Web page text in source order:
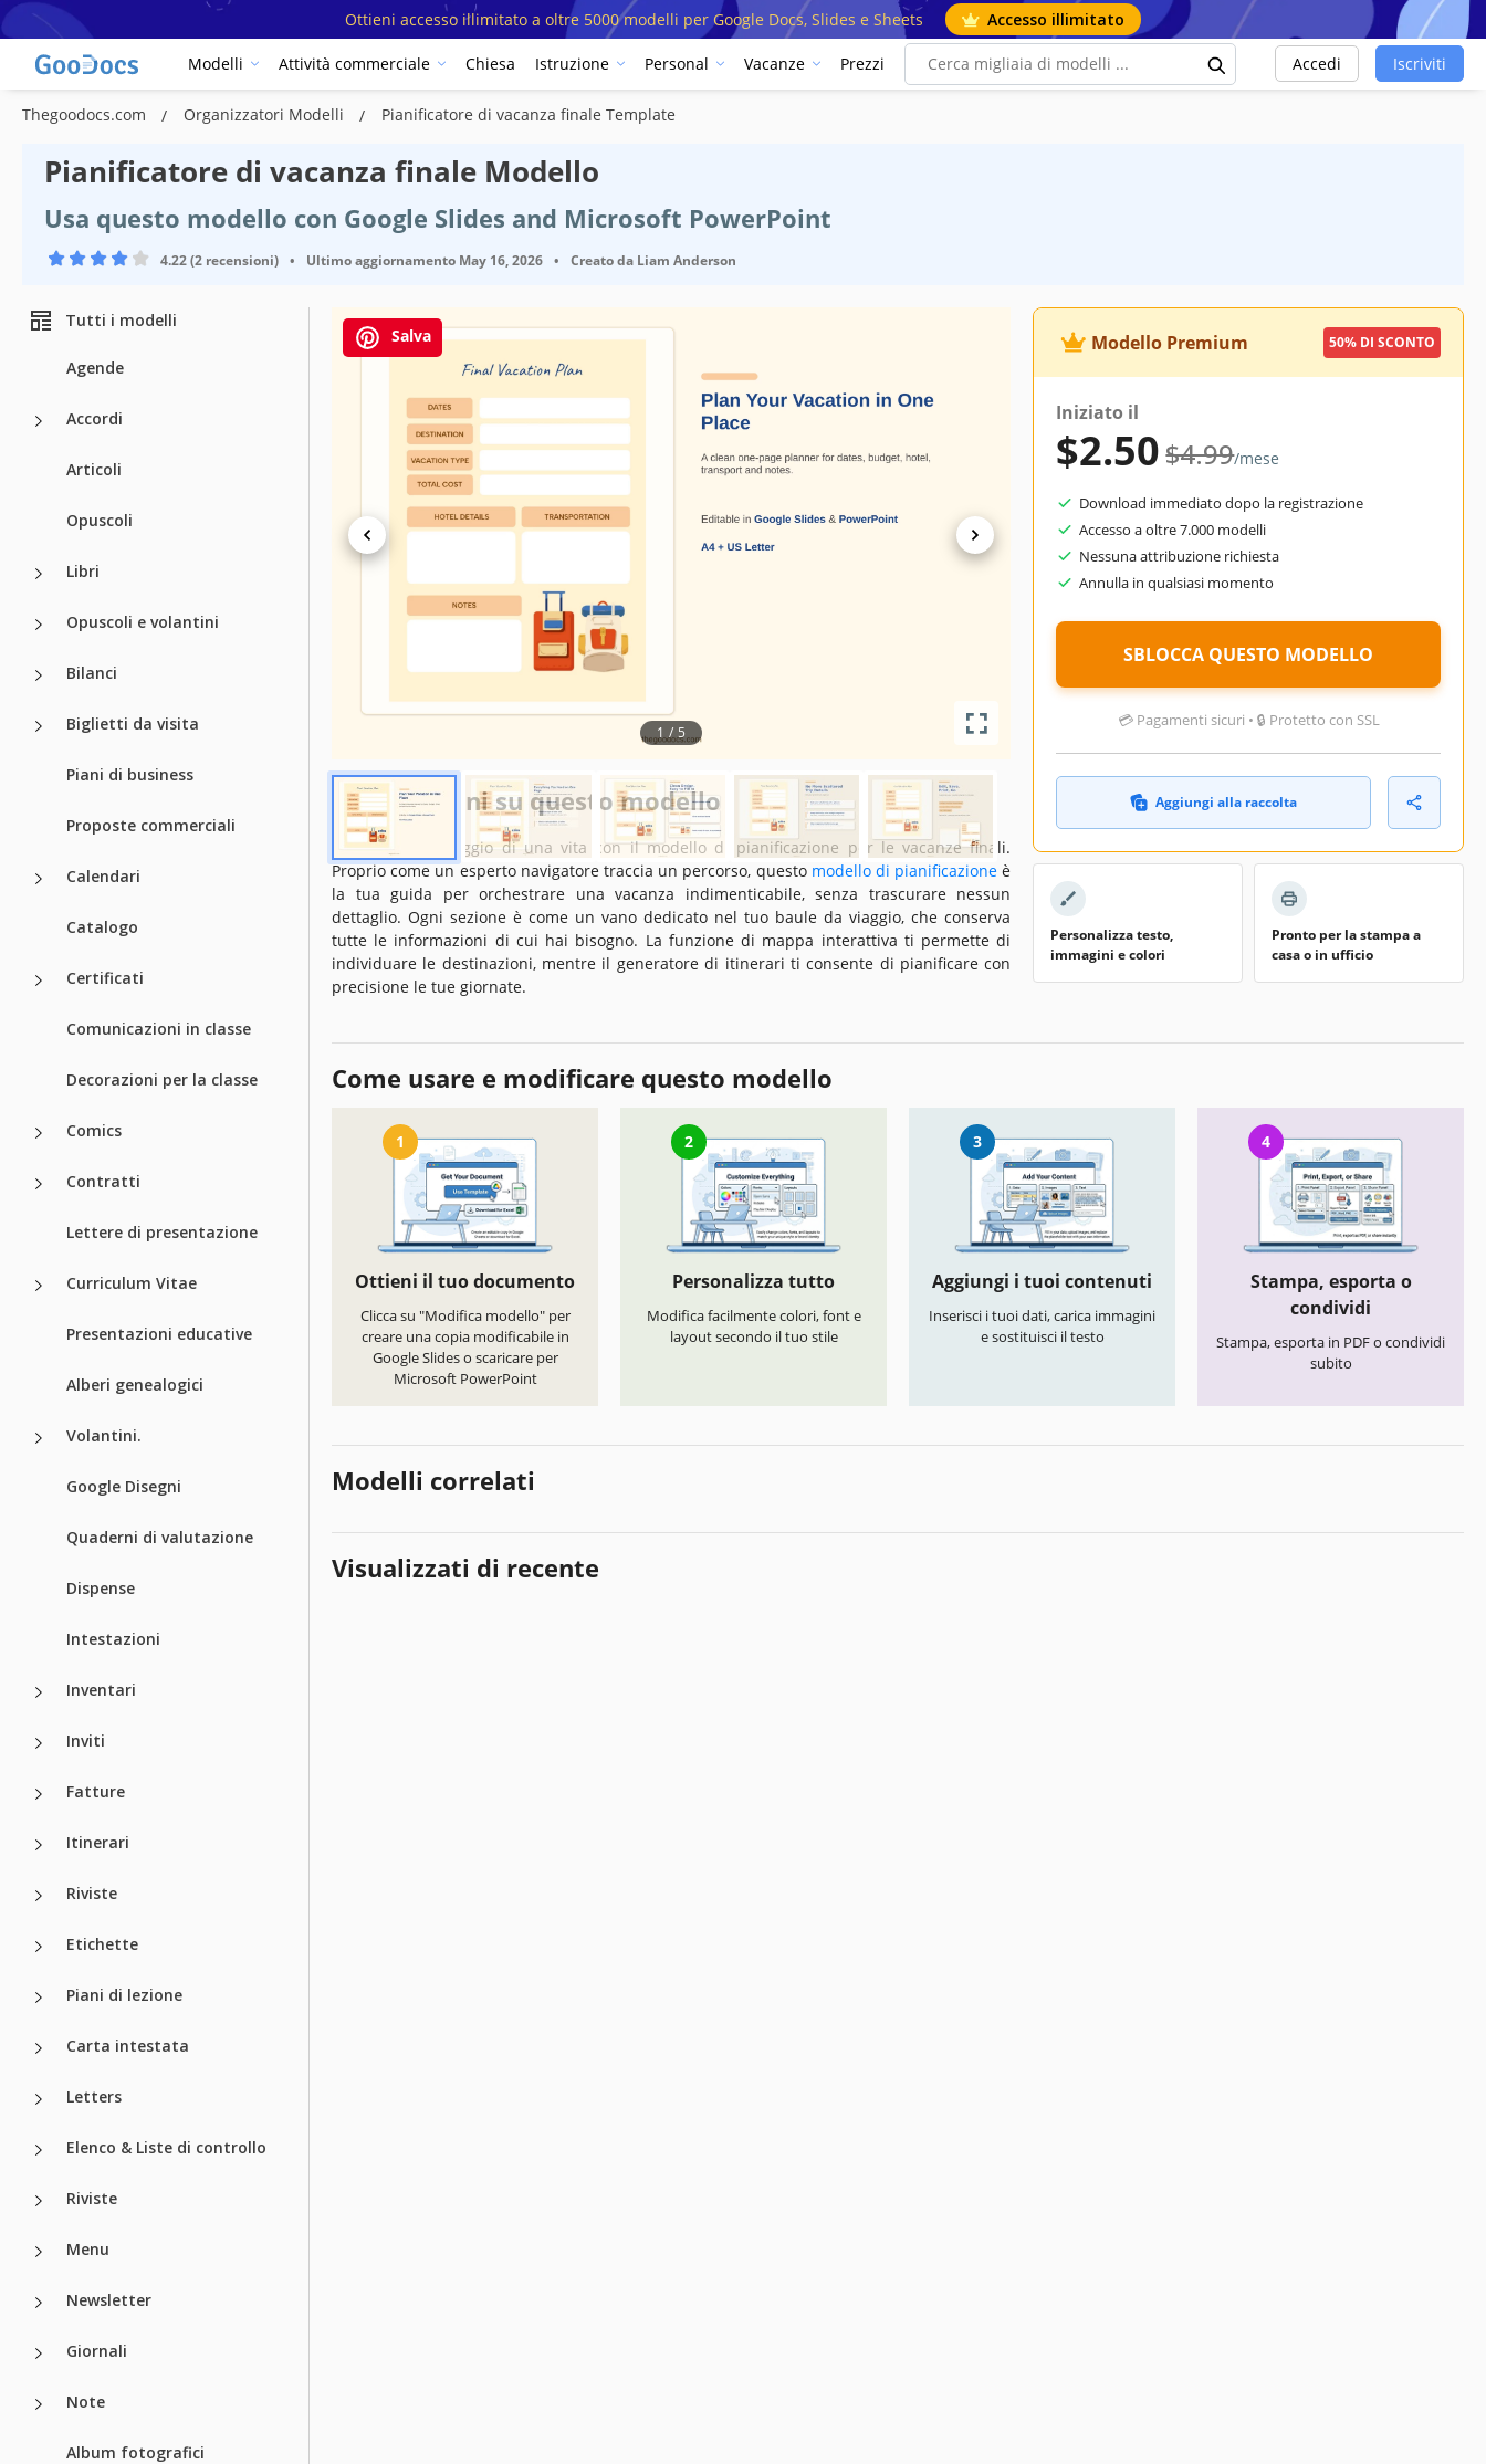
Ottieni accesso illimitato a oltre 5000 modelli per Google Docs, Slides e Sheets Accesso illimitato
Modelli Attività commerciale Chiesa Istruzione Personal Vacanze Prezzi Accedi Iscriviti
Thegoodocs.com Organizzatori Modelli Pianificatore di vacanza finale Template
Pianificatore di vacanza finale Modello
Usa questo modello con Google Slides and Microsoft PowerPoint
4.22 (2 recensioni) • Ultimo aggiornamento May 16, 2026 • Creato da Liam Anderson
Tutti i modelli
Agende
Accordi
Articoli
Opuscoli
Libri
Opuscoli e volantini
Bilanci
Biglietti da visita
Piani di business
Proposte commerciali
Calendari
Catalogo
Certificati
Comunicazioni in classe
Decorazioni per la classe
Comics
Contratti
Lettere di presentazione
Curriculum Vitae
Presentazioni educative
Alberi genealogici
Volantini.
Google Disegni
Quaderni di valutazione
Dispense
Intestazioni
Inventari
Inviti
Fatture
Itinerari
Riviste
Etichette
Piani di lezione
Carta intestata
Letters
Elenco & Liste di controllo
Riviste
Menu
Newsletter
Giornali
Note
Album fotografici
Salva
1 / 5
Specifiche del modello
Creato
August 15, 2023
Ultimo aggiornamento
May 16, 2026
Community
Informazioni su questo modello
Imbarcati nel viaggio di una vita con il modello di pianificazione per le vacanze finali.
Proprio come un esperto navigatore traccia un percorso, questo modello di pianificazione è
la tua guida per orchestrare una vacanza indimenticabile, senza trascurare nessun
dettaglio. Ogni sezione è come un vano dedicato nel tuo baule da viaggio, che conserva
tutte le informazioni di cui hai bisogno. La funzione di mappa interattiva ti permette di
individuare le destinazioni, mentre il generatore di itinerari ti consente di pianificare con
precisione le tue giornate.
Modello Premium 50% DI SCONTO
Iniziato il
$2.50$4.99/mese
Download immediato dopo la registrazione
Accesso a oltre 7.000 modelli
Nessuna attribuzione richiesta
Annulla in qualsiasi momento
SBLOCCA QUESTO MODELLO
💳 Pagamenti sicuri • 🔒 Protetto con SSL
Aggiungi alla raccolta
Personalizza testo,
immagini e colori
Pronto per la stampa a
casa o in ufficio
Come usare e modificare questo modello
1
Ottieni il tuo documento
Clicca su "Modifica modello" per
creare una copia modificabile in
Google Slides o scaricare per
Microsoft PowerPoint
2
Personalizza tutto
Modifica facilmente colori, font e
layout secondo il tuo stile
3
Aggiungi i tuoi contenuti
Inserisci i tuoi dati, carica immagini
e sostituisci il testo
4
Stampa, esporta o
condividi
Stampa, esporta in PDF o condividi
subito
Modelli correlati
Visualizzati di recente